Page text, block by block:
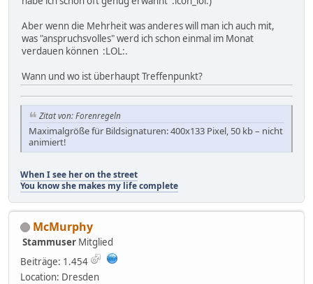
Aber wenn die Mehrheit was anderes will man ich auch mit,
was "anspruchsvolles" werd ich schon einmal im Monat
verdauen können :LOL:.
Wann und wo ist überhaupt Treffenpunkt?
Zitat von: Forenregeln
Maximalgröße für Bildsignaturen: 400x133 Pixel, 50 kb – nicht
animiert!
When I see her on the street
You know she makes my life complete
McMurphy
Stammuser Mitglied
Beiträge: 1.454
Location: Dresden